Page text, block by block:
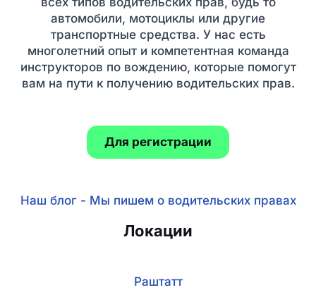
автомобили, мотоциклы или другие
транспортные средства. У нас есть
многолетний опыт и компетентная команда
инструкторов по вождению, которые помогут
вам на пути к получению водительских прав.
Для регистрации
Наш блог - Мы пишем о водительских правах
Локации
Раштатт